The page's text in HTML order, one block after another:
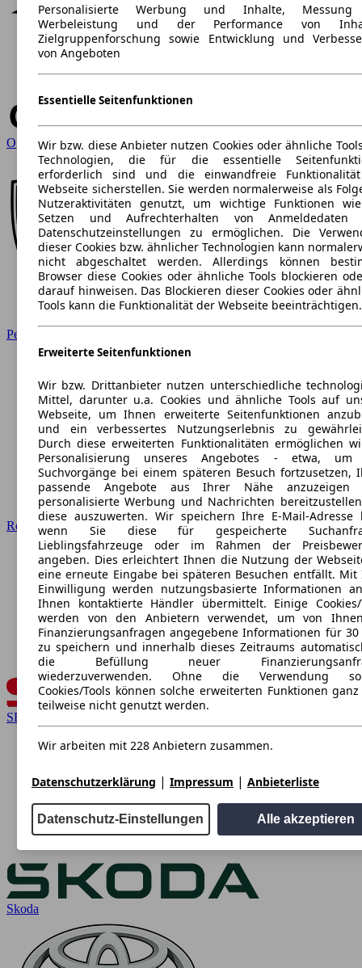
Opel
Peugeot
Renault
SEAT
Skoda
Personalisierte Werbung und Inhalte,
Werbeleistung und der Performance von
Zielgruppenforschung sowie Entwicklung und
von Angeboten
Essentielle Seitenfunktionen
Wir bzw. diese Anbieter nutzen Cookies oder ähnliche
Technologien, die für die essentielle
erforderlich sind und die einwandfreie
Webseite sicherstellen. Sie werden normalerweise als
Nutzeraktivitäten genutzt, um wichtige Funktionen
Setzen und Aufrechterhalten von Anmeldedaten
Datenschutzeinstellungen zu ermöglichen. Die
dieser Cookies bzw. ähnlicher Technologien kann
nicht abgeschaltet werden. Allerdings können
Browser diese Cookies oder ähnliche Tools blockieren
darauf hinweisen. Das Blockieren dieser Cookies oder
Tools kann die Funktionalität der Webseite beeinträchtigen.
Erweiterte Seitenfunktionen
Wir bzw. Drittanbieter nutzen unterschiedliche
Mittel, darunter u.a. Cookies und ähnliche Tools auf
Webseite, um Ihnen erweiterte Seitenfunktionen
und ein verbessertes Nutzungserlebnis zu
Durch diese erweiterten Funktionalitäten ermöglichen
Personalisierung unseres Angebotes - etwa, um
Suchvorgänge bei einem späteren Besuch fortzusetzen,
passende Angebote aus Ihrer Nähe anzuzeigen
personalisierte Werbung und Nachrichten
diese auszuwerten. Wir speichern Ihre E-Mail-Adresse
wenn Sie diese für gespeicherte
Lieblingsfahrzeuge oder im Rahmen der
angeben. Dies erleichtert Ihnen die Nutzung der
eine erneute Eingabe bei späteren Besuchen entfällt. Mit
Einwilligung werden nutzungsbasierte Informationen
Ihnen kontaktierte Händler übermittelt. Einige Cookies/
werden von den Anbietern verwendet, um von
Finanzierungsanfragen angegebene Informationen für 30
zu speichern und innerhalb dieses Zeitraums
die Befüllung neuer
wiederzuverwenden. Ohne die Verwendung
Cookies/Tools können solche erweiterten Funktionen
teilweise nicht genutzt werden.
Wir arbeiten mit 228 Anbietern zusammen.
Datenschutzerklärung | Impressum | Anbieterliste
Datenschutz-Einstellungen Alle akzeptieren